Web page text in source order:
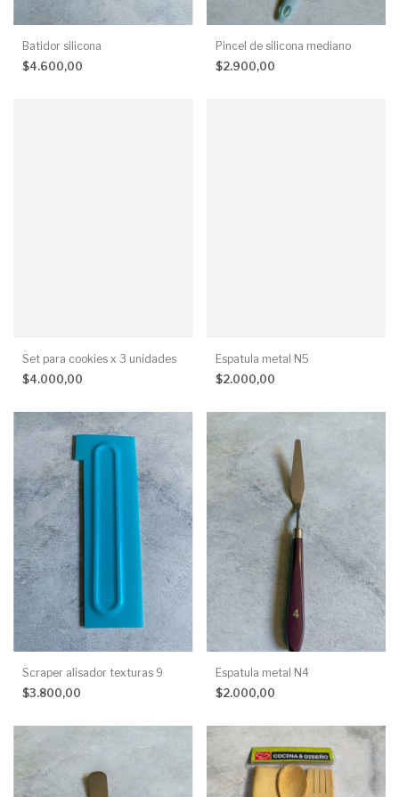
Batidor silicona
$4.600,00
Pincel de silicona mediano
$2.900,00
Set para cookies x 3 unidades
$4.000,00
Espatula metal N5
$2.000,00
Scraper alisador texturas 9
$3.800,00
Espatula metal N4
$2.000,00